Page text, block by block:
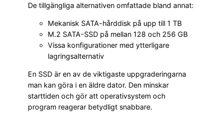
De tillgängliga alternativen omfattade bland annat:
Mekanisk SATA-hårddisk på upp till 1 TB
M.2 SATA-SSD på mellan 128 och 256 GB
Vissa konfigurationer med ytterligare
lagringsalternativ
En SSD är en av de viktigaste uppgraderingarna
man kan göra i en äldre dator. Den minskar
starttiden och gör att operativsystem och
program reagerar betydligt snabbare.